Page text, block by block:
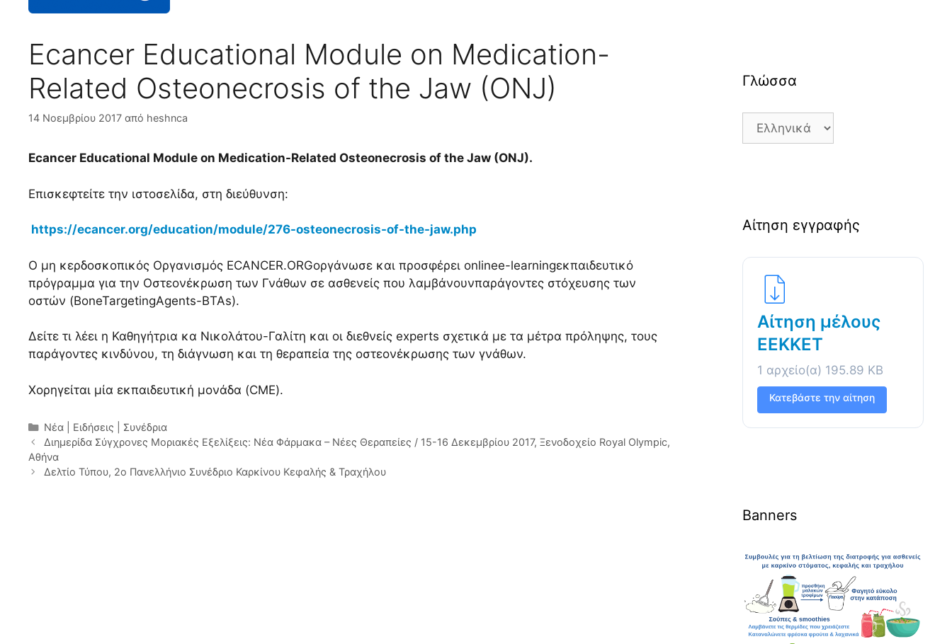
Ecancer Educational Module on Medication-
Related Osteonecrosis of the Jaw (ONJ)
14 Νοεμβρίου 2017 από heshnca
Ecancer Educational Module on Medication-Related Osteonecrosis of the Jaw (ONJ).
Επισκεφτείτε την ιστοσελίδα, στη διεύθυνση:
https://ecancer.org/education/module/276-osteonecrosis-of-the-jaw.php
Ο μη κερδοσκοπικός Οργανισμός ECANCER.ORGοργάνωσε και προσφέρει onlinee-learningεκπαιδευτικό
πρόγραμμα για την Οστεονέκρωση των Γνάθων σε ασθενείς που λαμβάνουνπαράγοντες στόχευσης των
οστών (BoneTargetingAgents-BTAs).
Δείτε τι λέει η Καθηγήτρια κα Νικολάτου-Γαλίτη και οι διεθνείς experts σχετικά με τα μέτρα πρόληψης, τους
παράγοντες κινδύνου, τη διάγνωση και τη θεραπεία της οστεονέκρωσης των γνάθων.
Χορηγείται μία εκπαιδευτική μονάδα (CME).
Κατηγορίες
Νέα | Ειδήσεις | Συνέδρια
Διημερίδα Σύγχρονες Μοριακές Εξελίξεις: Νέα Φάρμακα – Νέες Θεραπείες / 15-16 Δεκεμβρίου 2017, Ξενοδοχείο Royal Olympic,
Αθήνα
Δελτίο Τύπου, 2ο Πανελλήνιο Συνέδριο Καρκίνου Κεφαλής & Τραχήλου
Γλώσσα
Γλώσσα
Αίτηση εγγραφής
Αίτηση μέλους
ΕΕΚΚΕΤ
1 αρχείο(α) 195.89 KB
Κατεβάστε την αίτηση
Banners